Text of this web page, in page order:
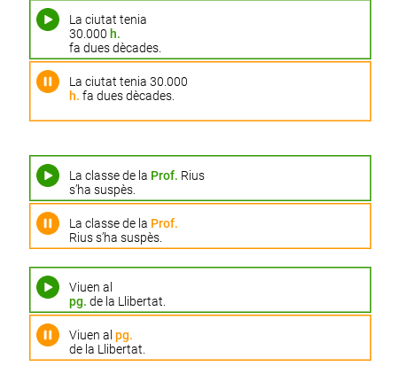
La ciutat tenia
30.000 h.
fa dues dècades.
La ciutat tenia 30.000
h. fa dues dècades.
La classe de la Prof. Rius
s’ha suspès.
La classe de la Prof.
Rius s’ha suspès.
Viuen al
pg. de la Llibertat.
Viuen al pg.
de la Llibertat.